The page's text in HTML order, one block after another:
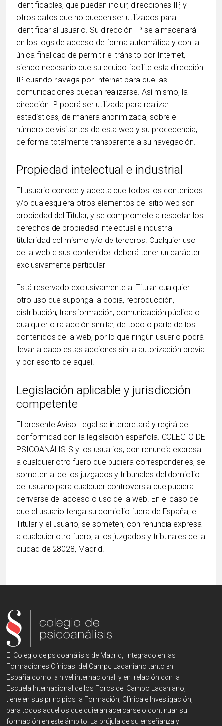
identificables, que puedan incluir, direcciones IP, y
otros datos que no pueden ser utilizados para
identificar al usuario. Su dirección IP se almacenará
en los logs de acceso de forma automática y con la
única finalidad de permitir el tránsito por Internet,
siendo necesario que su equipo facilite esta dirección
IP cuando navega por Internet para que las
comunicaciones puedan realizarse. Así mismo, la
dirección IP podrá ser utilizada para realizar
estadísticas, de manera anonimizada, sobre el
número de visitantes de esta web y su procedencia,
de forma totalmente transparente a su navegación.
Propiedad intelectual e industrial
El usuario conoce y acepta que todos los contenidos
y/o cualesquiera otros elementos del sitio web son
propiedad del Titular, y se compromete a respetar los
derechos de propiedad intelectual e industrial
titularidad del mismo y/o de terceros. Cualquier uso
de la web o sus contenidos deberá tener un carácter
exclusivamente particular
Está reservado exclusivamente al Titular cualquier
otro uso que suponga la copia, reproducción,
distribución, transformación, comunicación pública o
cualquier otra acción similar, de todo o parte de los
contenidos de la web, por lo que ningún usuario podrá
llevar a cabo estas acciones sin la autorización previa
y por escrito de aquel.
Legislación aplicable y jurisdicción
competente
El presente Aviso Legal se interpretará y regirá de
conformidad con la legislación española. COLEGIO DE
PSICOANÁLISIS y los usuarios, con renuncia expresa
a cualquier otro fuero que pudiera corresponderles, se
someten al de los juzgados y tribunales del domicilio
del usuario para cualquier controversia que pudiera
derivarse del acceso o uso de la web. En el caso de
que el usuario tenga su domicilio fuera de España, el
Titular y el usuario, se someten, con renuncia expresa
a cualquier otro fuero, a los juzgados y tribunales de la
ciudad de 28028, Madrid.
El Colegio de psicoanálisis de Madrid, integrado en las
Formaciones Clínicas del Campo Lacaniano tanto en
España como a nivel internacional y en relación con la
Escuela Internacional de los Foros del Campo Lacaniano,
tiene en sus principios la Formación, Clínica e Investigación,
para todos aquellos que quieran acercarse o continuar su
formación en este ámbito. La brújula de su enseñanza y